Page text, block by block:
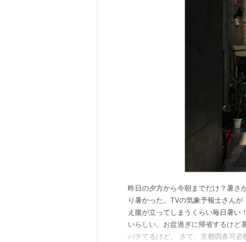
昨日の夕方から今朝までだけ？暑さ
り暑かった。TVの気象予報士さん
え腹が立ってしまうくらい毎日暑い
いらしい。お盆過ぎに帰省するけど
バテてるけど。 さて、京都四条可